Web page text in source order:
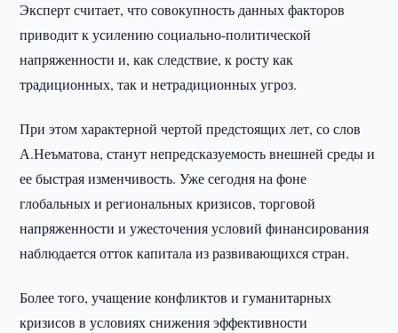
Эксперт считает, что совокупность данных факторов
приводит к усилению социально-политической
напряженности и, как следствие, к росту как
традиционных, так и нетрадиционных угроз.
При этом характерной чертой предстоящих лет, со слов
А.Неъматова, станут непредсказуемость внешней среды и
ее быстрая изменчивость. Уже сегодня на фоне
глобальных и региональных кризисов, торговой
напряженности и ужесточения условий финансирования
наблюдается отток капитала из развивающихся стран.
Более того, учащение конфликтов и гуманитарных
кризисов в условиях снижения эффективности